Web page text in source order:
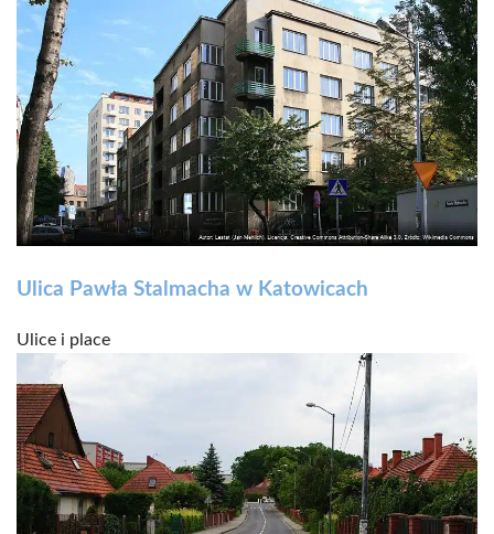
Ulica Pawła Stalmacha w Katowicach
Ulice i place